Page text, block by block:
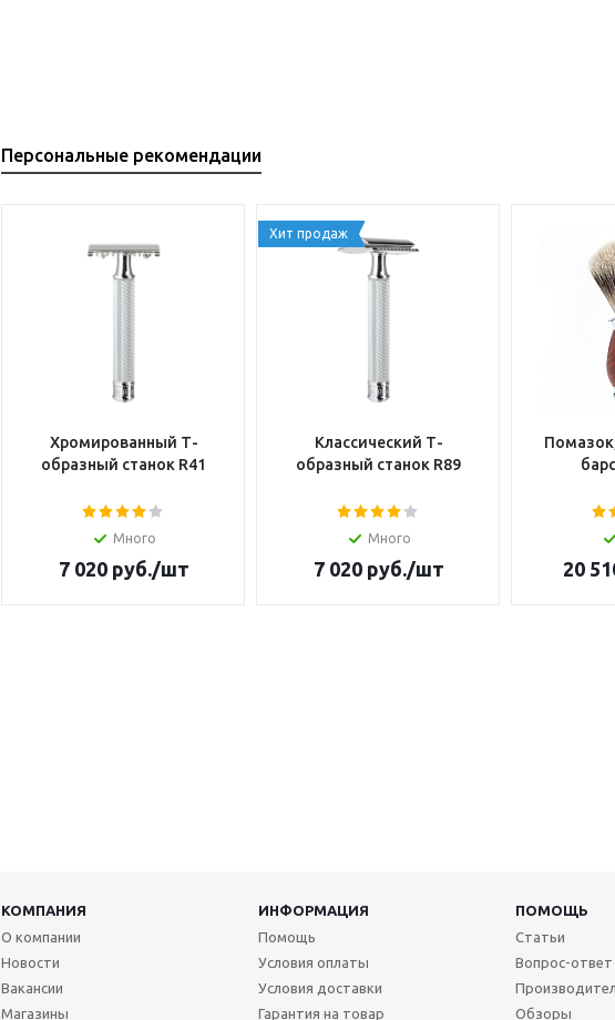
Персональные рекомендации
Хромированный Т-
образный станок R41
Много
7 020руб./шт
Хит продаж
Классический Т-
образный станок R89
Много
7 020руб./шт 20
КОМПАНИЯ ИНФОРМАЦИЯ
ПОМОЩЬ
О компании
Новости
Вакансии
Магазины
Помощь
Условия оплаты
Условия доставки
Гарантия на товар
Статьи
Вопрос-ответ
Обзоры